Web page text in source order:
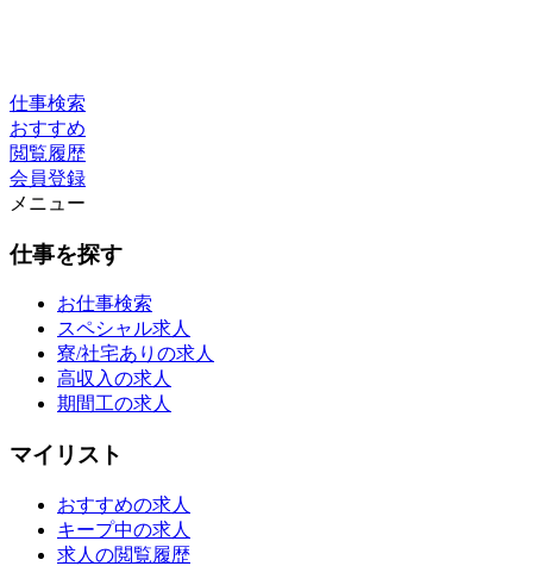
仕事検索
おすすめ
閲覧履歴
会員登録
メニュー
仕事を探す
お仕事検索
スペシャル求人
寮/社宅ありの求人
高収入の求人
期間工の求人
マイリスト
おすすめの求人
キープ中の求人
求人の閲覧履歴